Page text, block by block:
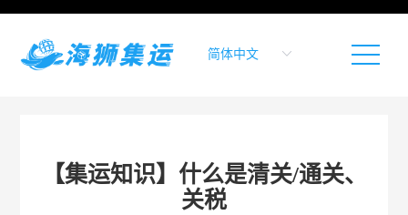
【集运知识】什么是清关/通关、
关税